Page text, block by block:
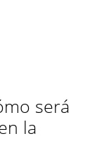
será
la